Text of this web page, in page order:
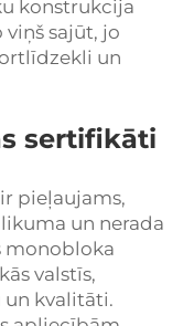
konstrukcija
sajūt, jo
un
sertifikāti
pieļaujams,
un nerada
monobloka
valstīs,
kvalitāti.